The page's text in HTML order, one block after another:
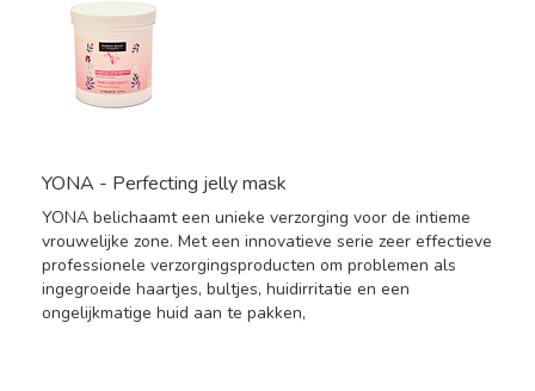
YONA - Perfecting jelly mask
YONA belichaamt een unieke verzorging voor de intieme
vrouwelijke zone. Met een innovatieve serie zeer effectieve
professionele verzorgingsproducten om problemen als
ingegroeide haartjes, bultjes, huidirritatie en een
ongelijkmatige huid aan te pakken,